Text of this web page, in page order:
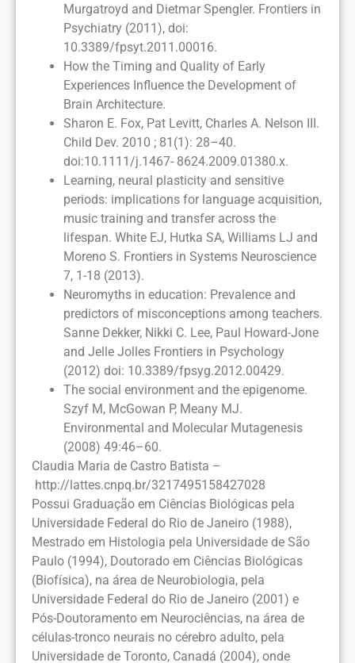
Murgatroyd and Dietmar Spengler. Frontiers in
Psychiatry (2011), doi:
10.3389/fpsyt.2011.00016.
How the Timing and Quality of Early
Experiences Influence the Development of
Brain Architecture.
Sharon E. Fox, Pat Levitt, Charles A. Nelson III.
Child Dev. 2010 ; 81(1): 28–40.
doi:10.1111/j.1467- 8624.2009.01380.x.
Learning, neural plasticity and sensitive
periods: implications for language acquisition,
music training and transfer across the
lifespan. White EJ, Hutka SA, Williams LJ and
Moreno S. Frontiers in Systems Neuroscience
7, 1-18 (2013).
Neuromyths in education: Prevalence and
predictors of misconceptions among teachers.
Sanne Dekker, Nikki C. Lee, Paul Howard-Jone
and Jelle Jolles Frontiers in Psychology
(2012) doi: 10.3389/fpsyg.2012.00429.
The social environment and the epigenome.
Szyf M, McGowan P, Meany MJ.
Environmental and Molecular Mutagenesis
(2008) 49:46–60.
Claudia Maria de Castro Batista –
http://lattes.cnpq.br/3217495158427028
Possui Graduação em Ciências Biológicas pela
Universidade Federal do Rio de Janeiro (1988),
Mestrado em Histologia pela Universidade de São
Paulo (1994), Doutorado em Ciências Biológicas
(Biofísica), na área de Neurobiologia, pela
Universidade Federal do Rio de Janeiro (2001) e
Pós-Doutoramento em Neurociências, na área de
células-tronco neurais no cérebro adulto, pela
Universidade de Toronto, Canadá (2004), onde